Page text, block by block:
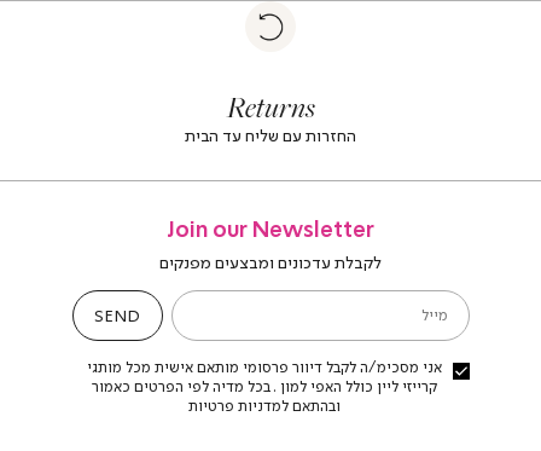
returns
banner
(4)
Returns
החזרות עם שליח עד הבית
Join our Newsletter
לקבלת עדכונים ומבצעים מפנקים
מייל
אני מסכימ/ה לקבל דיוור פרסומי מותאם אישית מכל מותגי
קרייזי ליין כולל האפי למון . בכל מדיה לפי הפרטים כאמור
ובהתאם למדניות פרטיות
SEND